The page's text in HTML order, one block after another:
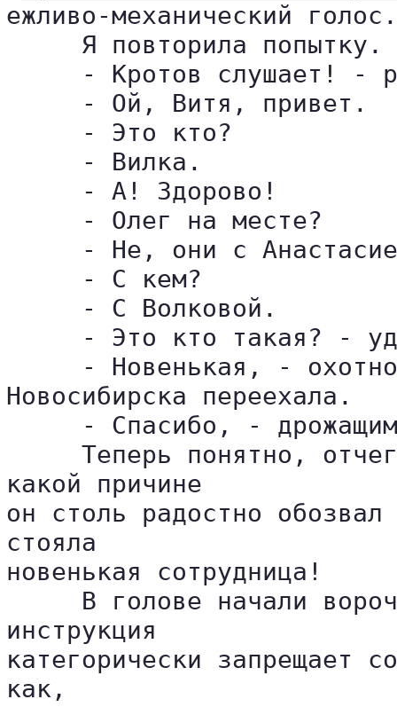
ежливо-механический голос.
Я повторила
- Кротов слушает! -
     - Ой, Витя, привет.
     - Это кто?
     - Вилка.
     - А! Здорово!
     - Олег на месте?
- Не, они с
     - С кем?
     - С Волковой.
- Это кто такая? -
- Новенькая, -
Новосибирска переехала.
- Спасибо, -
Теперь понятно,
какой причине
он столь радостно
стояла
новенькая сотрудница!
В голове начали
инструкция
категорически запрещает
как,